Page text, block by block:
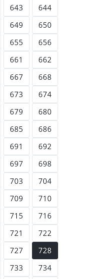
643
644
649
650
655
656
661
662
667
668
673
674
679
680
685
686
691
692
697
698
703
704
709
710
715
716
721
722
727
728
733
734